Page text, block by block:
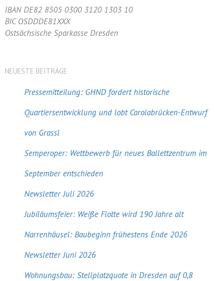
IBAN DE82 8505 0300 3120 1303 10
BIC OSDDDE81XXX
Ostsächsische Sparkasse Dresden
NEUESTE BEITRÄGE
Pressemitteilung: GHND fordert historische
Quartiersentwicklung und lobt Carolabrücken-Entwurf
von Grassl
Semperoper: Wettbewerb für neues Ballettzentrum im
September entschieden
Newsletter Juli 2026
Jubiläumsfeier: Weiße Flotte wird 190 Jahre alt
Narrenhäusel: Baubeginn frühestens Ende 2026
Newsletter Juni 2026
Wohnungsbau: Stellplatzquote in Dresden auf 0,8